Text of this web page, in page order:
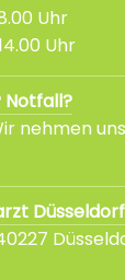
Uhr
Uhr
Notfall?
nehmen
Düsseldorf